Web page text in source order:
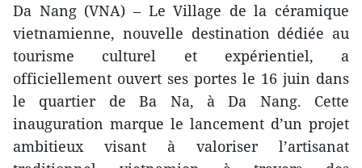
Da Nang (VNA) – Le Village de la céramique
vietnamienne, nouvelle destination dédiée au
tourisme culturel et expérientiel, a
officiellement ouvert ses portes le 16 juin dans
le quartier de Ba Na, à Da Nang. Cette
inauguration marque le lancement d’un projet
ambitieux visant à valoriser l’artisanat